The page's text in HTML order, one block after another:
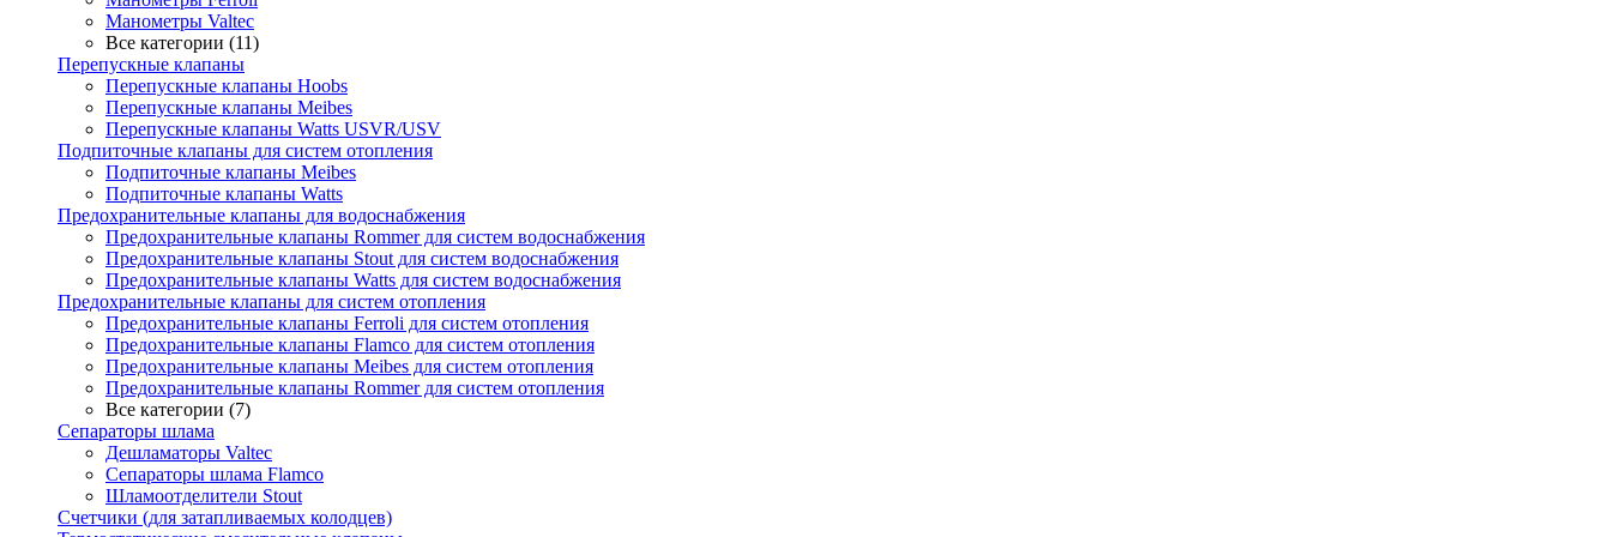
Манометры Valtec
Все категории (11)
Перепускные клапаны
Перепускные клапаны Hoobs
Перепускные клапаны Meibes
Перепускные клапаны Watts USVR/USV
Подпиточные клапаны для систем отопления
Подпиточные клапаны Meibes
Подпиточные клапаны Watts
Предохранительные клапаны для водоснабжения
Предохранительные клапаны Rommer для систем водоснабжения
Предохранительные клапаны Stout для систем водоснабжения
Предохранительные клапаны Watts для систем водоснабжения
Предохранительные клапаны для систем отопления
Предохранительные клапаны Ferroli для систем отопления
Предохранительные клапаны Flamco для систем отопления
Предохранительные клапаны Meibes для систем отопления
Предохранительные клапаны Rommer для систем отопления
Все категории (7)
Сепараторы шлама
Дешламаторы Valtec
Сепараторы шлама Flamco
Шламоотделители Stout
Счетчики (для затапливаемых колодцев)